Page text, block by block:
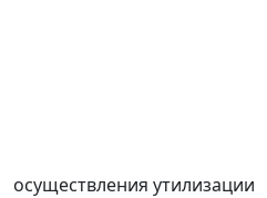
осуществления утилизации